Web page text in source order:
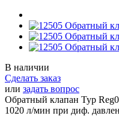
В наличии
Сделать заказ
или задать вопрос
Обратный клапан Typ
1020 л/мин при диф.